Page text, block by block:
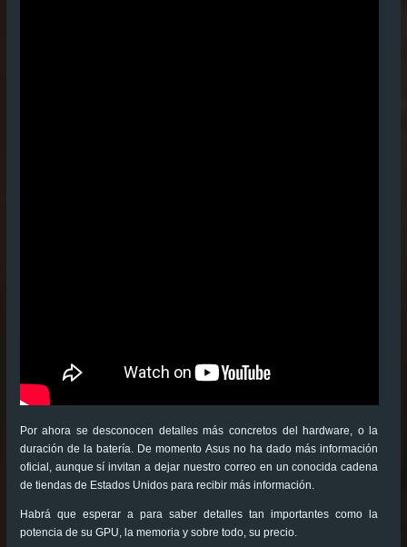
Por ahora se desconocen detalles más concretos del hardware, o la
duración de la batería. De momento Asus no ha dado más información
oficial, aunque sí invitan a dejar nuestro correo en un conocida cadena
de tiendas de Estados Unidos para recibir más información.
Habrá que esperar a para saber detalles tan importantes como la
potencia de su GPU, la memoria y sobre todo, su precio.